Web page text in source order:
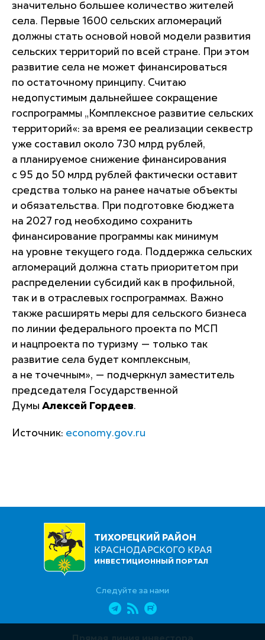
значительно большее количество жителей
села. Первые 1600 сельских агломераций
должны стать основой новой модели развития
сельских территорий по всей стране. При этом
развитие села не может финансироваться
по остаточному принципу. Считаю
недопустимым дальнейшее сокращение
госпрограммы „Комплексное развитие сельских
территорий«: за время ее реализации секвестр
уже составил около 730 млрд рублей,
а планируемое снижение финансирования
с 95 до 50 млрд рублей фактически оставит
средства только на ранее начатые объекты
и обязательства. При подготовке бюджета
на 2027 год необходимо сохранить
финансирование программы как минимум
на уровне текущего года. Поддержка сельских
агломераций должна стать приоритетом при
распределении субсидий как в профильной,
так и в отраслевых госпрограммах. Важно
также расширять меры для сельского бизнеса
по линии федерального проекта по МСП
и нацпроекта по туризму — только так
развитие села будет комплексным,
а не точечным», — подчеркнул заместитель
председателя Государственной
Думы Алексей Гордеев.
Источник: economy.gov.ru
ТИХОРЕЦКИЙ РАЙОН
КРАСНОДАРСКОГО КРАЯ
ИНВЕСТИЦИОННЫЙ ПОРТАЛ
Следуйте за нами